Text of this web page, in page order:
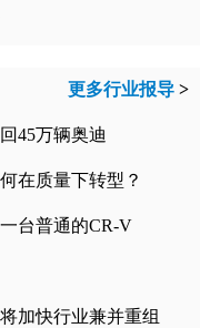
更多行业报导 >
45万辆奥迪
在质量下转型？
台普通的CR-V
加快行业兼并重组